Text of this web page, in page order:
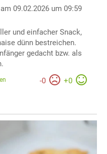
am 09.02.2026 um 09:59
und einfacher Snack,
dünn bestreichen.
gedacht bzw. als
-0 +0